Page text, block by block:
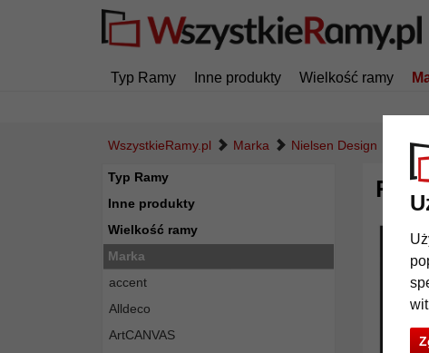
Typ Ramy Inne produkty Wielkość ramy
WszystkieRamy.pl Marka Nielsen Design
Typ Ramy
Inne produkty
Wielkość ramy
Marka
accent
Alldeco
ArtCANVAS